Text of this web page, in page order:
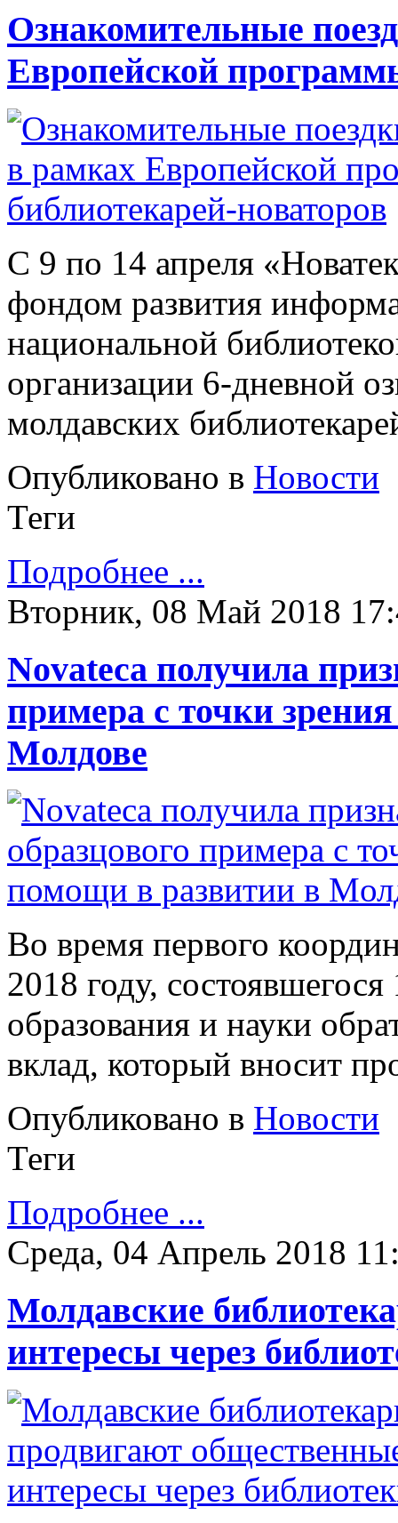
Ознакомительные
Европейской
С 9 по 14 апреля
фондом развития
национальной
организации 6-дневной
молдавских
Опубликовано в Новости
Теги
Подробнее ...
Вторник, 08 Май 2018
Novateca получила
примера с точки
Mолдове
Во время первого
2018 году,
образования и науки
вклад, который вносит
Опубликовано в Новости
Теги
Подробнее ...
Среда, 04 Апрель 2018
Молдавские
интересы через